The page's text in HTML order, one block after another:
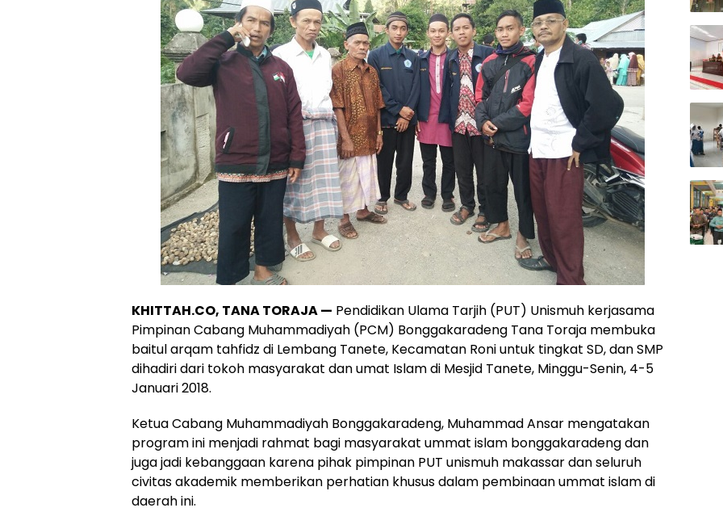
KHITTAH.CO, TANA TORAJA — Pendidikan Ulama Tarjih (PUT) Unismuh kerjasama
Pimpinan Cabang Muhammadiyah (PCM) Bonggakaradeng Tana Toraja membuka
baitul arqam tahfidz di Lembang Tanete, Kecamatan Roni untuk tingkat SD, dan SMP
dihadiri dari tokoh masyarakat dan umat Islam di Mesjid Tanete, Minggu-Senin, 4-5
Januari 2018.
Ketua Cabang Muhammadiyah Bonggakaradeng, Muhammad Ansar mengatakan
program ini menjadi rahmat bagi masyarakat ummat islam bonggakaradeng dan
juga jadi kebanggaan karena pihak pimpinan PUT unismuh makassar dan seluruh
civitas akademik memberikan perhatian khusus dalam pembinaan ummat islam di
daerah ini.